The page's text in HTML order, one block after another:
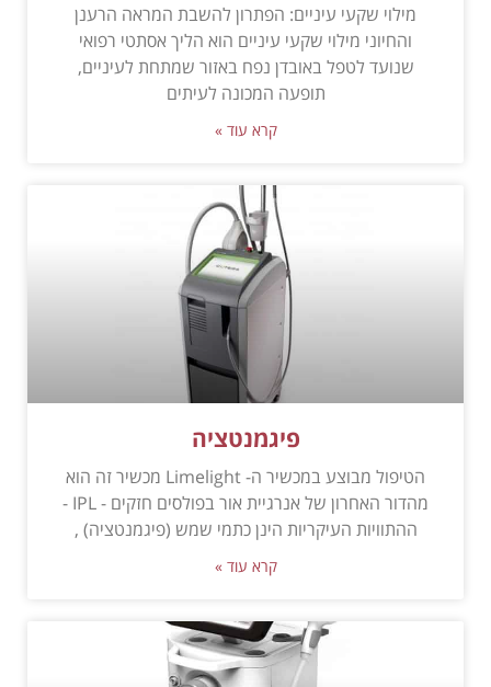
מילוי שקעי עיניים: הפתרון להשבת המראה הרענן
והחיוני מילוי שקעי עיניים הוא הליך אסתטי רפואי
שנועד לטפל באובדן נפח באזור שמתחת לעיניים,
תופעה המכונה לעיתים
קרא עוד »
פיגמנטציה
הטיפול מבוצע במכשיר ה- Limelight מכשיר זה הוא
מהדור האחרון של אנרגיית אור בפולסים חזקים - IPL -
ההתוויות העיקריות הינן כתמי שמש (פיגמנטציה) ,
קרא עוד »